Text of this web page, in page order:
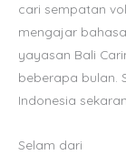
cari sempatan
mengajar
yayasan Bali
beberapa bulan.
Indonesia
Selam dari